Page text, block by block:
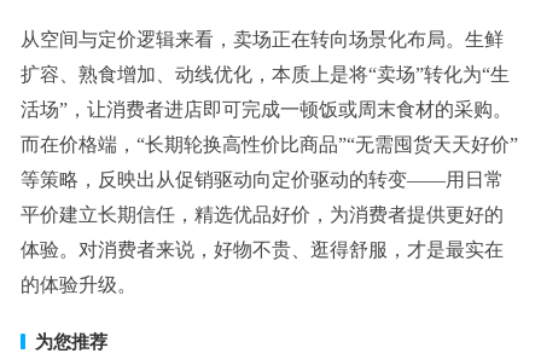
从空间与定价逻辑来看，卖场正在转向场景化布局。生鲜
扩容、熟食增加、动线优化，本质上是将“卖场”转化为“生
活场”，让消费者进店即可完成一顿饭或周末食材的采购。
而在价格端，“长期轮换高性价比商品”“无需囤货天天好价”
等策略，反映出从促销驱动向定价驱动的转变——用日常
平价建立长期信任，精选优品好价，为消费者提供更好的
体验。对消费者来说，好物不贵、逛得舒服，才是最实在
的体验升级。
为您推荐